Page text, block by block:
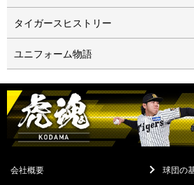
タイガースヒストリー
ユニフォーム物語
会社概要
球団の